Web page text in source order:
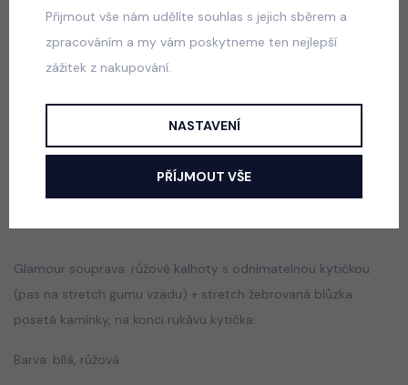
ALO 3-dílná soft velur souprava černá
Popis Jak vybrat správnou velikost?
Glamour souprava: růžové kalhoty s odnímatelnou kytičkou
(pas na stretch gumu vzadu) + stretch žebrovaná blůzka
posetá kamínky, na konci rukávu kytička.
Barva: bílá, růžová
Přijmout vše nám udělíte souhlas s jejich sběrem a
zpracováním a my vám poskytneme ten nejlepší
zážitek z nakupování.
NASTAVENÍ
PŘÍJMOUT VŠE